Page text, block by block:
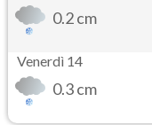
0.2 cm
Venerdì 14
0.3 cm